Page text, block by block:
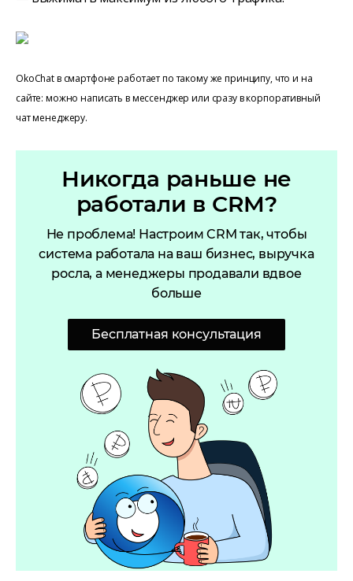
OkoChat в смартфоне работает по такому же принципу, что и на
сайте: можно написать в мессенджер или сразу в корпоративный
чат менеджеру.
Никогда раньше не
работали в CRM?
Не проблема! Настроим CRM так, чтобы
система работала на ваш бизнес, выручка
росла, а менеджеры продавали вдвое
больше
Бесплатная консультация